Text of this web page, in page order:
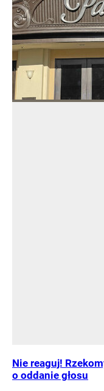
Nie reaguj!
o oddanie głosu